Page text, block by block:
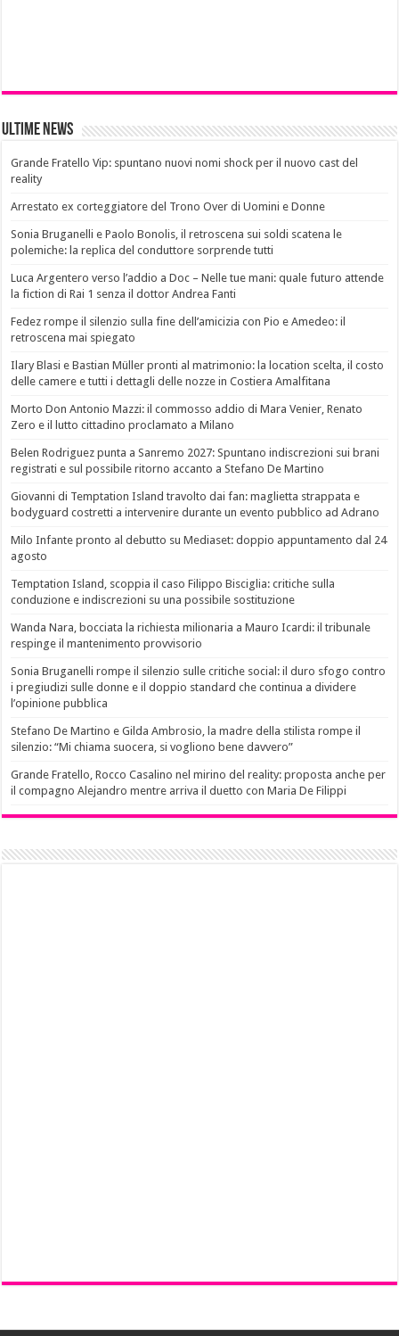
Ultime News
Grande Fratello Vip: spuntano nuovi nomi shock per il nuovo cast del
reality
Arrestato ex corteggiatore del Trono Over di Uomini e Donne
Sonia Bruganelli e Paolo Bonolis, il retroscena sui soldi scatena le
polemiche: la replica del conduttore sorprende tutti
Luca Argentero verso l’addio a Doc – Nelle tue mani: quale futuro attende
la fiction di Rai 1 senza il dottor Andrea Fanti
Fedez rompe il silenzio sulla fine dell’amicizia con Pio e Amedeo: il
retroscena mai spiegato
Ilary Blasi e Bastian Müller pronti al matrimonio: la location scelta, il costo
delle camere e tutti i dettagli delle nozze in Costiera Amalfitana
Morto Don Antonio Mazzi: il commosso addio di Mara Venier, Renato
Zero e il lutto cittadino proclamato a Milano
Belen Rodriguez punta a Sanremo 2027: Spuntano indiscrezioni sui brani
registrati e sul possibile ritorno accanto a Stefano De Martino
Giovanni di Temptation Island travolto dai fan: maglietta strappata e
bodyguard costretti a intervenire durante un evento pubblico ad Adrano
Milo Infante pronto al debutto su Mediaset: doppio appuntamento dal 24
agosto
Temptation Island, scoppia il caso Filippo Bisciglia: critiche sulla
conduzione e indiscrezioni su una possibile sostituzione
Wanda Nara, bocciata la richiesta milionaria a Mauro Icardi: il tribunale
respinge il mantenimento provvisorio
Sonia Bruganelli rompe il silenzio sulle critiche social: il duro sfogo contro
i pregiudizi sulle donne e il doppio standard che continua a dividere
l’opinione pubblica
Stefano De Martino e Gilda Ambrosio, la madre della stilista rompe il
silenzio: “Mi chiama suocera, si vogliono bene davvero”
Grande Fratello, Rocco Casalino nel mirino del reality: proposta anche per
il compagno Alejandro mentre arriva il duetto con Maria De Filippi